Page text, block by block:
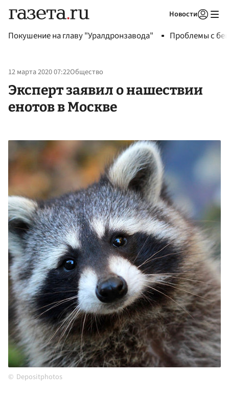
Новости
Покушение на главу "Уралдронзавода" Проблемы с
12 марта 2020 07:22Общество
Эксперт заявил о нашествии
енотов в Москве
Depositphotos